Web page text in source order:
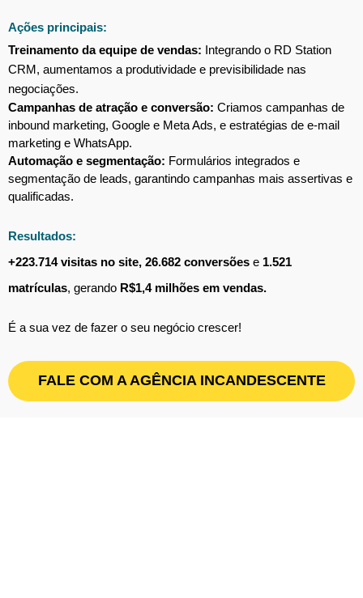
Ações principais:
Treinamento da equipe de vendas: Integrando o RD Station
CRM, aumentamos a produtividade e previsibilidade nas
negociações.
Campanhas de atração e conversão: Criamos campanhas de
inbound marketing, Google e Meta Ads, e estratégias de e-mail
marketing e WhatsApp.
Automação e segmentação: Formulários integrados e
segmentação de leads, garantindo campanhas mais assertivas e
qualificadas.
Resultados:
+223.714 visitas no site, 26.682 conversões e 1.521
matrículas, gerando R$1,4 milhões em vendas.
É a sua vez de fazer o seu negócio crescer!
FALE COM A AGÊNCIA INCANDESCENTE